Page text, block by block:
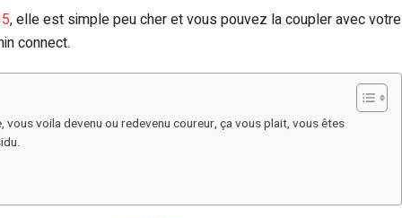
, elle est simple peu cher et vous pouvez la coupler avec votre
connect.
voila devenu ou redevenu coureur, ça vous plait, vous êtes